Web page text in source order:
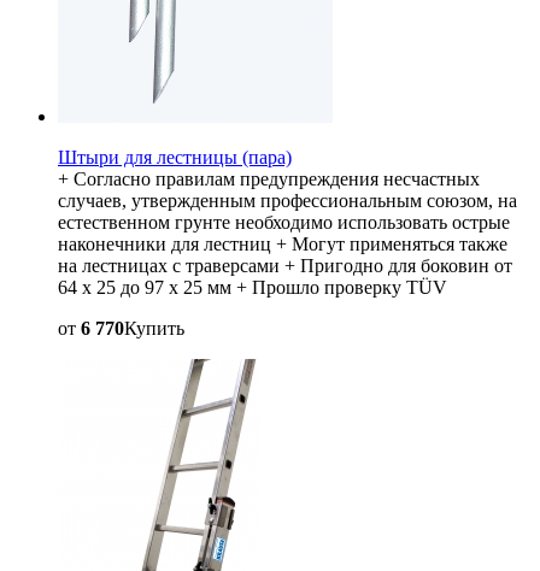
Штыри для лестницы (пара)
+ Согласно правилам предупреждения несчастных
случаев, утвержденным профессиональным союзом, на
естественном грунте необходимо использовать острые
наконечники для лестниц + Могут применяться также
на лестницах с траверсами + Пригодно для боковин от
64 x 25 до 97 x 25 мм + Прошло проверку TÜV
от 6 770Купить